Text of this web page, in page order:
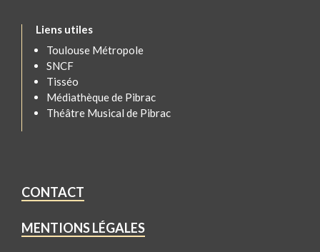
Liens utiles
Toulouse Métropole
SNCF
Tisséo
Médiathèque de Pibrac
Théâtre Musical de Pibrac
CONTACT
MENTIONS LÉGALES